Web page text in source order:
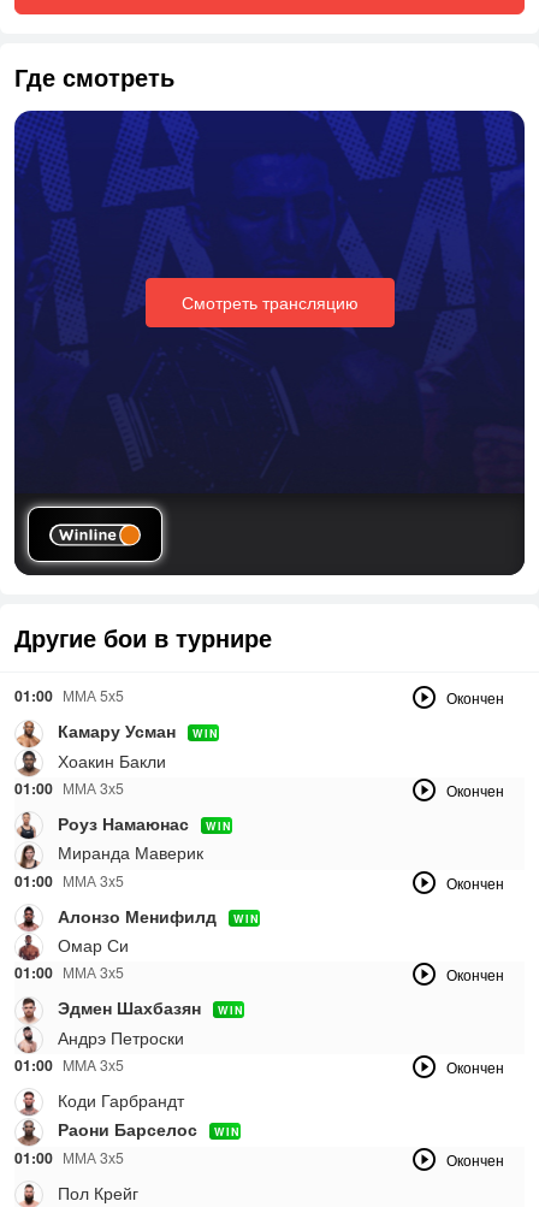
Где смотреть
Смотреть трансляцию
Другие бои в турнире
01:00 ММА 5х5 Окончен
Камару Усман WIN
Хоакин Бакли
01:00 ММА 3х5 Окончен
Роуз Намаюнас WIN
Миранда Маверик
01:00 ММА 3x5 Окончен
Алонзо Менифилд WIN
Омар Си
01:00 ММА 3х5 Окончен
Эдмен Шахбазян WIN
Андрэ Петроски
01:00 MMA 3х5 Окончен
Коди Гарбрандт
Раони Барселос
WIN
01:00 ММА 3х5 Окончен
Пол Крейг